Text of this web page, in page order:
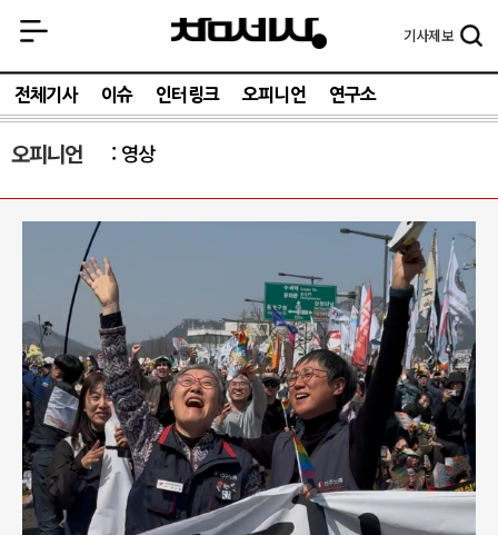
기사제보
전체기사 이슈 인터링크 오피니언 연구소
오피니언 영상